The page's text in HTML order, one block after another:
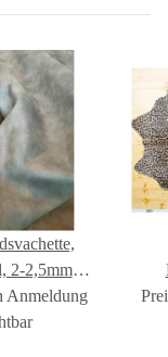
2-2,5mm
Anmeldung